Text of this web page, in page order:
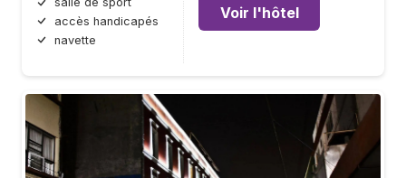
accès handicapés
navette
Voir l'hôtel